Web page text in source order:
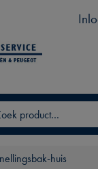
huis